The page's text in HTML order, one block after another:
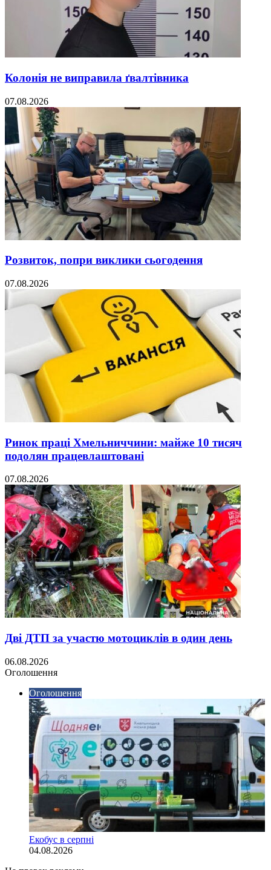
Колонія не виправила ґвалтівника
07.08.2026
Розвиток, попри виклики сьогодення
07.08.2026
Ринок праці Хмельниччини: майже 10 тисяч
подолян працевлаштовані
07.08.2026
Дві ДТП за участю мотоциклів в один день
06.08.2026
Оголошення
Оголошення
Екобус в серпні
04.08.2026